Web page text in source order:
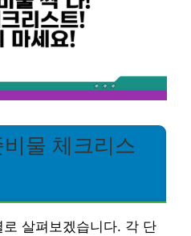
물 체크리스
살펴보겠습니다. 각 단